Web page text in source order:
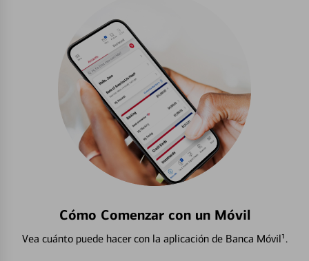
Cómo Comenzar con un Móvil
Vea cuánto puede hacer con la aplicación de Banca Móvil¹.